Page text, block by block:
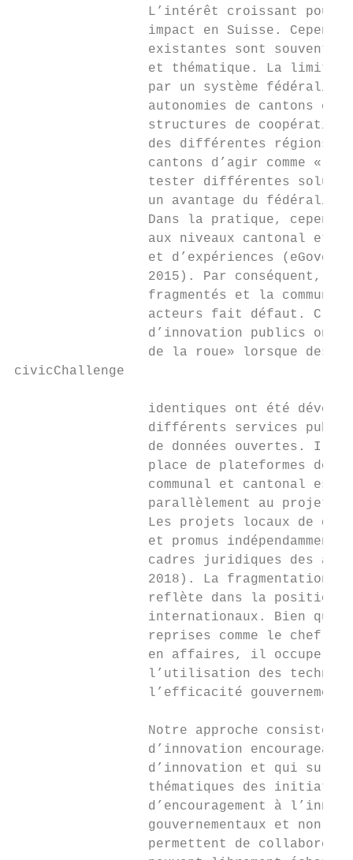
L’intérêt croissant pour
impact en Suisse.
existantes sont souvent
et thématique. La
par un système
autonomies de cantons et
structures de
des différentes régions
cantons d’agir comme
tester différentes
un avantage du
Dans la pratique,
aux niveaux cantonal et
et d’expériences
2015). Par conséquent,
fragmentés et la
acteurs fait défaut.
d’innovation publics ont
de la roue» lorsque des
civicChallenge
identiques ont été
différents services
de données ouvertes. Il a
place de plateformes de
communal et cantonal est
parallèlement au projet
Les projets locaux de
et promus indépendamment
cadres juridiques des
2018). La fragmentation
reflète dans la position
internationaux. Bien que
reprises comme le chef de
en affaires, il occupe
l’utilisation des
l’efficacité
Notre approche consiste
d’innovation
d’innovation et qui
thématiques des
d’encouragement à
gouvernementaux et non
permettent de collaborer